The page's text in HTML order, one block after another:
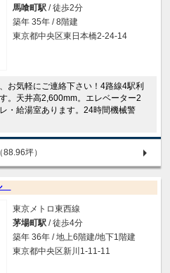
馬喰町駅 / 徒歩2分
築年 35年 / 8階建
東京都中央区東日本橋2-24-14
お気軽にご連絡下さい！4路線4駅利
。天井高2,600mm。エレベーター2
・給湯室あります。24時間機械警
坪）
東京メトロ東西線
茅場町駅 / 徒歩4分
築年 36年 / 地上6階建/地下1階建
東京都中央区新川1-11-11